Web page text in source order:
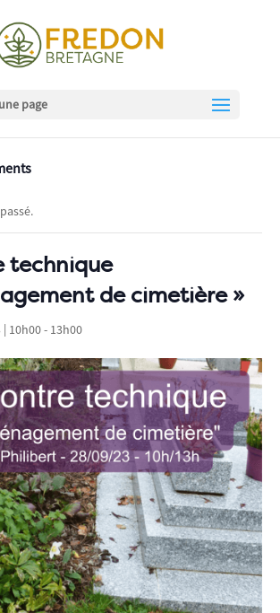
page
technique
de cimetière »
10h00- 13h00